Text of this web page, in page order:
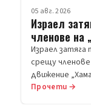
агенции.
05 авг. 2026
Израел
членове на
Израел затяга
срещу
движение
Прочети →